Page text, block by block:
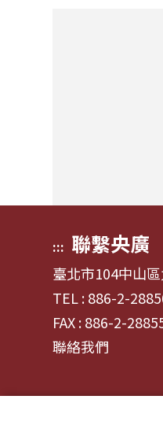
::: 聯繫央廣
臺北市104中山
TEL : 886-2-
FAX : 886-2-
聯絡我們